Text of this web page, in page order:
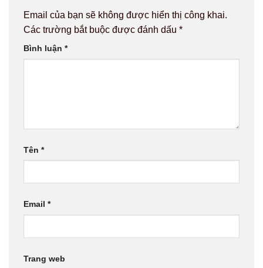
Email của bạn sẽ không được hiển thị công khai.
Các trường bắt buộc được đánh dấu *
Bình luận *
Tên *
Email *
Trang web